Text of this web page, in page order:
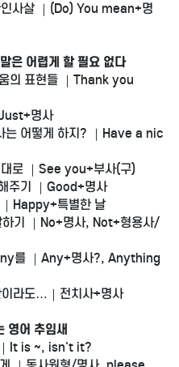
사살 ｜(Do) You mean+명
은 어렵게 할 필요 없다
의 표현들 ｜Thank you
명사
는 어떻게 하지? ｜Have a nic
로 ｜See you+부사(구)
주기 ｜Good+명사
Happy+특별한 날
기 ｜No+명사, Not+형용사/
를 ｜Any+명사?, Anything
라도…｜전치사+명사
어 추임새
｜It is ~, isn't it?